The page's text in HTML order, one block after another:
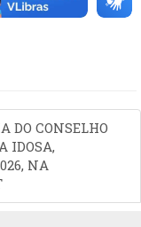
DO CONSELHO
IDOSA,
NA